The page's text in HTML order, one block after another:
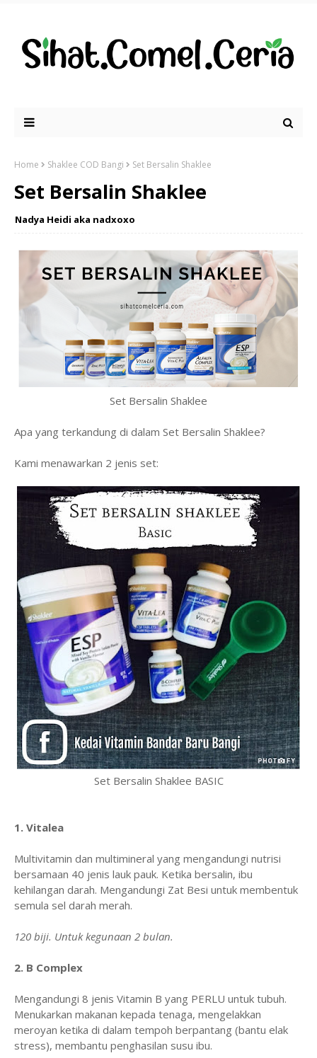
Home Shaklee COD Bangi Set Bersalin Shaklee
Set Bersalin Shaklee
Nadya Heidi aka nadxoxo
Set Bersalin Shaklee
Apa yang terkandung di dalam Set Bersalin Shaklee?
Kami menawarkan 2 jenis set:
Set Bersalin Shaklee BASIC
1. Vitalea
Multivitamin dan multimineral yang mengandungi nutrisi
bersamaan 40 jenis lauk pauk. Ketika bersalin, ibu
kehilangan darah. Mengandungi Zat Besi untuk membentuk
semula sel darah merah.
120 biji. Untuk kegunaan 2 bulan.
2. B Complex
Mengandungi 8 jenis Vitamin B yang PERLU untuk tubuh.
Menukarkan makanan kepada tenaga, mengelakkan
meroyan ketika di dalam tempoh berpantang (bantu elak
stress), membantu penghasilan susu ibu.